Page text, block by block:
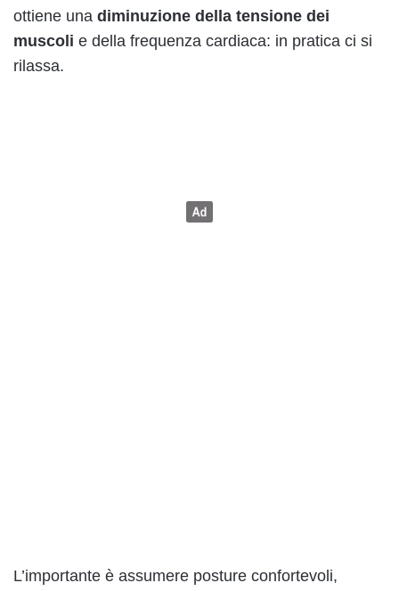
ottiene una diminuzione della tensione dei
muscoli e della frequenza cardiaca: in pratica ci si
rilassa.
L’importante è assumere posture confortevoli,